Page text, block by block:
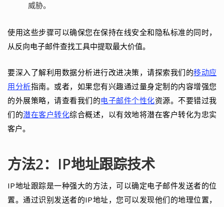
威胁。
使用这些步骤可以确保您在保持在线安全和隐私标准的同时，
从反向电子邮件查找工具中提取最大价值。
要深入了解利用数据分析进行改进决策，请探索我们的移动应
用分析指南。或者，如果您有兴趣通过量身定制的内容增强您
的外展策略，请查看我们的电子邮件个性化资源。不要错过我
们的潜在客户转化综合概述，以有效地将潜在客户转化为忠实
客户。
方法2：IP地址跟踪技术
IP地址跟踪是一种强大的方法，可以确定电子邮件发送者的位
置。通过识别发送者的IP地址，您可以发现他们的地理位置，